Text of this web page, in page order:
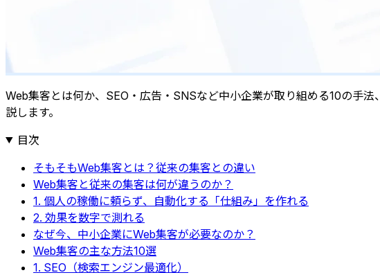
Web集客とは何か、SEO・広告・SNSなど中小企業が取り組める10の手
説します。
目次
そもそもWeb集客とは？従来の集客との違い
Web集客と従来の集客は何が違うのか？
1. 個人の稼働に頼らず、自動化する「仕組み」を作れる
2. 効果を数字で測れる
なぜ今、中小企業にWeb集客が必要なのか？
Web集客の主な方法10選
1. SEO（検索エンジン最適化）